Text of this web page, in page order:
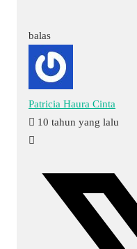
balas
Patricia Haura Cinta
10 tahun yang lalu